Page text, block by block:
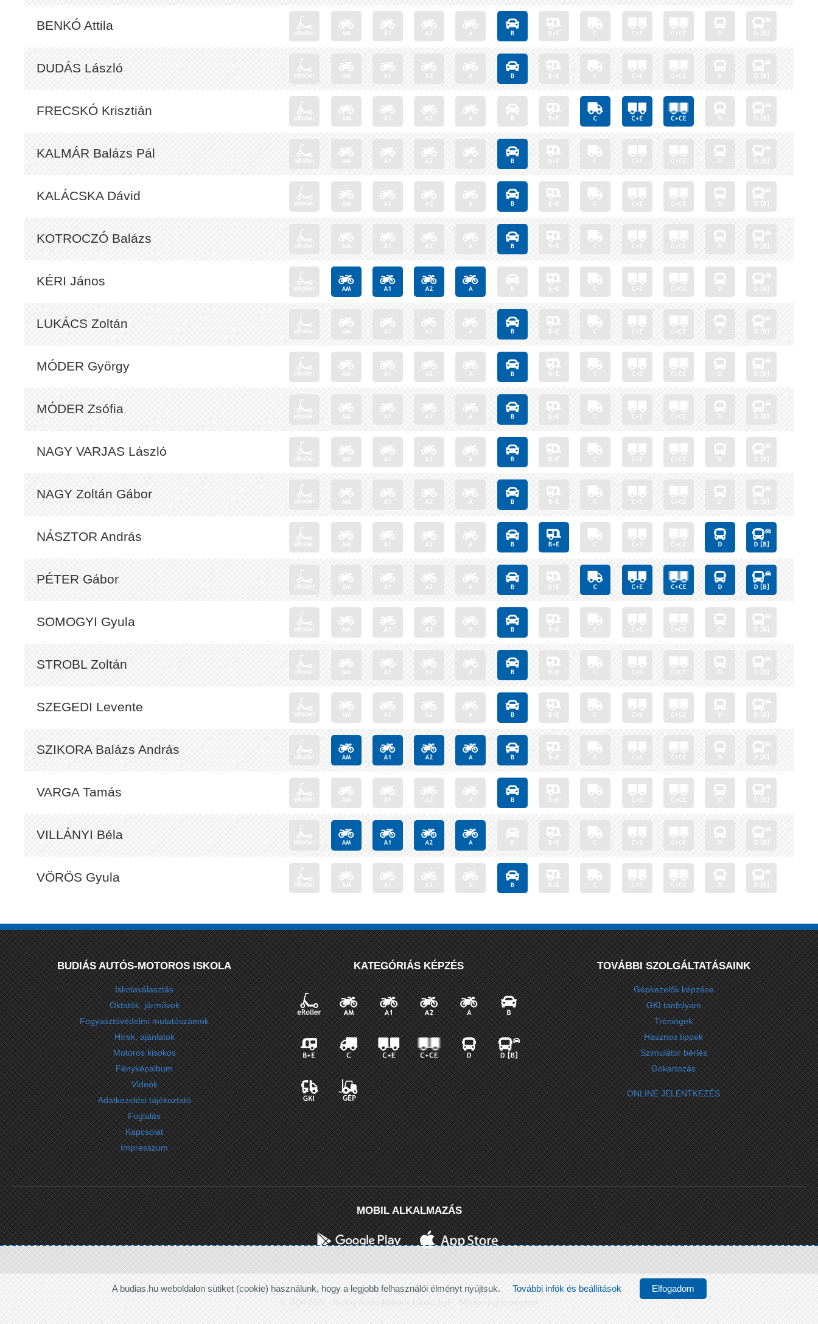
A budias.hu weboldalon sütiket (cookie) használunk, hogy a legjobb felhasználói élményt nyújtsuk. További infók és beállítások Elfogadom
BENKÓ Attila
DUDÁS László
FRECSKÓ Krisztián
KALMÁR Balázs Pál
KALÁCSKA Dávid
KOTROCZÓ Balázs
KÉRI János
LUKÁCS Zoltán
MÓDER György
MÓDER Zsófia
NAGY VARJAS László
NAGY Zoltán Gábor
NÁSZTOR András
PÉTER Gábor
SOMOGYI Gyula
STROBL Zoltán
SZEGEDI Levente
SZIKORA Balázs András
VARGA Tamás
VILLÁNYI Béla
VÖRÖS Gyula
BUDIÁS AUTÓS-MOTOROS ISKOLA
Iskolaválasztás
Oktatók, járművek
Fogyasztóvédelmi mutatószámok
Hírek, ajánlatok
Motoros kisokos
Fényképalbum
Videók
Adatkezelési tájékoztató
Foglalás
Kapcsolat
Impresszum
KATEGÓRIÁS KÉPZÉS TOVÁBBI SZOLGÁLTATÁSAINK
Gépkezelők képzése
GKI tanfolyam
Tréningek
Hasznos tippek
Szimulátor bérlés
Gokartozás
ONLINE JELENTKEZÉS
MOBIL ALKALMAZÁS
© 2004-2026 - Budiás Autós-Motoros Iskola, byF - Minden jog fenntartva!